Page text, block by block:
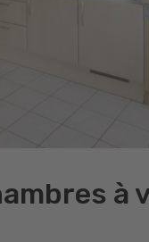
à